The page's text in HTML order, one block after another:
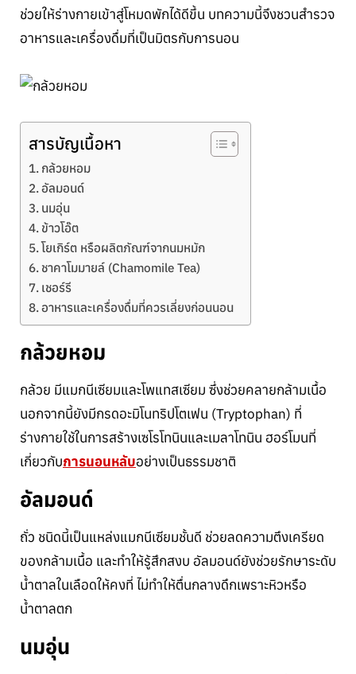
ช่วยให้ร่างกายเข้าสู่โหมดพักได้ดีขึ้น บทความนี้จึงชวนสำรวจ
อาหารและเครื่องดื่มที่เป็นมิตรกับการนอน
สารบัญเนื้อหา
กล้วยหอม
อัลมอนด์
นมอุ่น
ข้าวโอ๊ต
โยเกิร์ต หรือผลิตภัณฑ์จากนมหมัก
ชาคาโมมายล์ (Chamomile Tea)
เชอร์รี
อาหารและเครื่องดื่มที่ควรเลี่ยงก่อนนอน
กล้วยหอม
กล้วย มีแมกนีเซียมและโพแทสเซียม ซึ่งช่วยคลายกล้ามเนื้อ
นอกจากนี้ยังมีกรดอะมิโนทริปโตเฟน (Tryptophan) ที่
ร่างกายใช้ในการสร้างเซโรโทนินและเมลาโทนิน ฮอร์โมนที่
เกี่ยวกับการนอนหลับอย่างเป็นธรรมชาติ
อัลมอนด์
ถั่ว ชนิดนี้เป็นแหล่งแมกนีเซียมชั้นดี ช่วยลดความตึงเครียด
ของกล้ามเนื้อ และทำให้รู้สึกสงบ อัลมอนด์ยังช่วยรักษาระดับ
น้ำตาลในเลือดให้คงที่ ไม่ทำให้ตื่นกลางดึกเพราะหิวหรือ
น้ำตาลตก
นมอุ่น